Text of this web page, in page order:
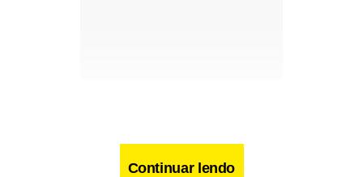
Continuar lendo